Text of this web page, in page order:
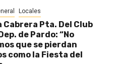
Locales
Cabrera Pta. Del Club
de Pardo: “No
que se pierdan
como la Fiesta del